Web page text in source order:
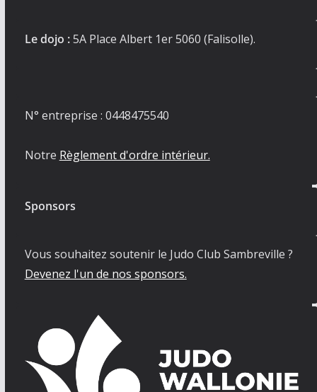
Le dojo :5A Place Albert 1er 5060 (Falisolle).
N° entreprise : 0448475540
Notre Règlement d'ordre intérieur.
Sponsors
Vous souhaitez soutenir le Judo Club Sambreville ?
Devenez l'un de nos sponsors.